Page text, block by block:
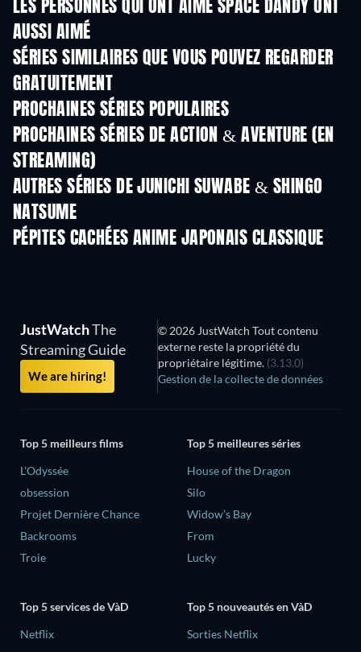
LES PERSONNES QUI ONT AIMÉ SPACE DANDY ONT
AUSSI AIMÉ
SÉRIES SIMILAIRES QUE VOUS POUVEZ REGARDER
GRATUITEMENTSérie
PROCHAINES SÉRIES POPULAIRES
Série Série
PROCHAINES SÉRIES DE ACTION & AVENTURE (EN
STREAMING)Saison 2
AUTRES SÉRIES DE JUNICHI SUWABE & SHINGO
NATSUME
PÉPITES CACHÉES ANIME JAPONAIS CLASSIQUE
Série Série
JustWatchThe
Streaming Guide
We are hiring!
© 2026 JustWatch Tout contenu
externe reste la propriété du
propriétaire légitime. (3.13.0)
Gestion de la collecte de données
Top 5 meilleurs films
L'Odyssée
obsession
Projet Dernière Chance
Backrooms
Troie
Top 5 meilleures séries
House of the Dragon
Silo
Widow’s Bay
From
Lucky
Top 5 services de VàD
Netflix
Top 5 nouveautés en VàD
Sorties Netflix